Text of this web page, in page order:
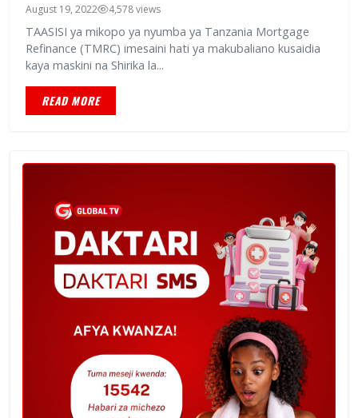
August 19, 2022 4,578 views
TAASISI ya mikopo ya nyumba ya Tanzania Mortgage
Refinance (TMRC) imesaini hati ya makubaliano kusaidia
kaya maskini na Shirika la...
READ MORE